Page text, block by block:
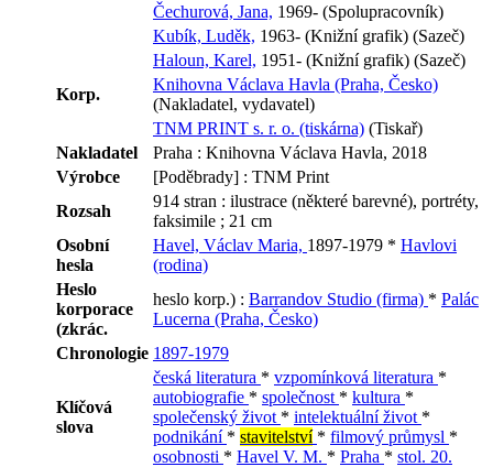
Čechurová, Jana, 1969- (Spolupracovník)
Kubík, Luděk, 1963- (Knižní grafik) (Sazeč)
Haloun, Karel, 1951- (Knižní grafik) (Sazeč)
Korp.
Knihovna Václava Havla (Praha, Česko)
(Nakladatel, vydavatel)
TNM PRINT s. r. o. (tiskárna) (Tiskař)
Nakladatel
Praha : Knihovna Václava Havla, 2018
Výrobce
[Poděbrady] : TNM Print
Rozsah
914 stran : ilustrace (některé barevné), portréty,
faksimile ; 21 cm
Osobní
hesla
Havel, Václav Maria, 1897-1979 * Havlovi
(rodina)
Heslo
korporace
(zkrác.
heslo korp.) : Barrandov Studio (firma) * Palác
Lucerna (Praha, Česko)
Chronologie 1897-1979
Klíčová
slova
česká literatura * vzpomínková literatura *
autobiografie * společnost * kultura *
společenský život * intelektuální život *
podnikání * stavitelství * filmový průmysl *
osobnosti * Havel V. M. * Praha * stol. 20.